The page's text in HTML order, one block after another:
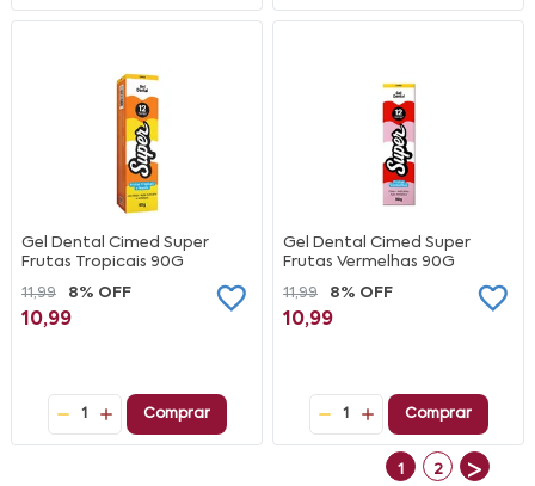
Gel Dental Cimed Super
Frutas Tropicais 90G
11,99
8% OFF
10,99
1 Comprar
Gel Dental Cimed Super
Frutas Vermelhas 90G
11,99
8% OFF
10,99
1 Comprar
1 2 >